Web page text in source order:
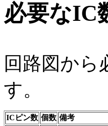
必要なIC
回路図から
す。
ICピン数 個数 備考